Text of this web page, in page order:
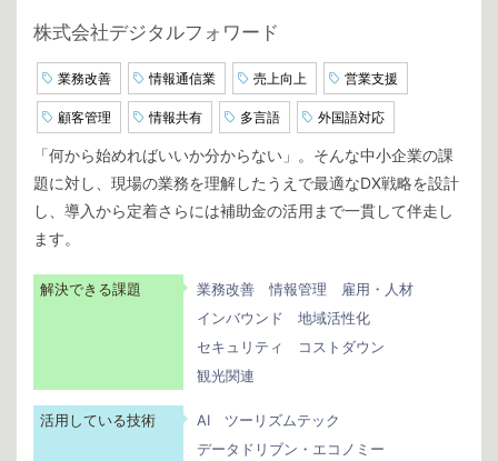
株式会社デジタルフォワード
業務改善 情報通信業 売上向上 営業支援
顧客管理 情報共有 多言語 外国語対応
「何から始めればいいか分からない」。そんな中小企業の課
題に対し、現場の業務を理解したうえで最適なDX戦略を設計
し、導入から定着さらには補助金の活用まで一貫して伴走し
ます。
解決できる課題 業務改善 情報管理
雇用・人材
インバウンド
地域活性化
セキュリティ
コストダウン
観光関連
活用している技術 AI
ツーリズムテック
データドリブン・エコノミー